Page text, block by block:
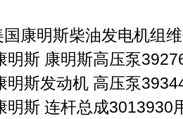
康明斯柴油发电机组
明斯 康明斯高压泵
明斯发动机 高压泵
明斯 连杆总成3013930